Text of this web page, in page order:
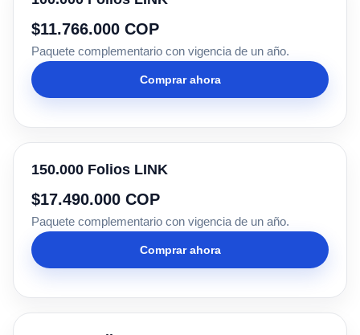
$11.766.000 COP
Paquete complementario con vigencia de un año.
Comprar ahora
150.000 Folios LINK
$17.490.000 COP
Paquete complementario con vigencia de un año.
Comprar ahora